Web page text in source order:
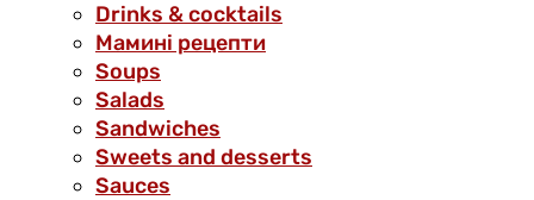
Drinks & cocktails
Мамині рецепти
Soups
Salads
Sandwiches
Sweets and desserts
Sauces